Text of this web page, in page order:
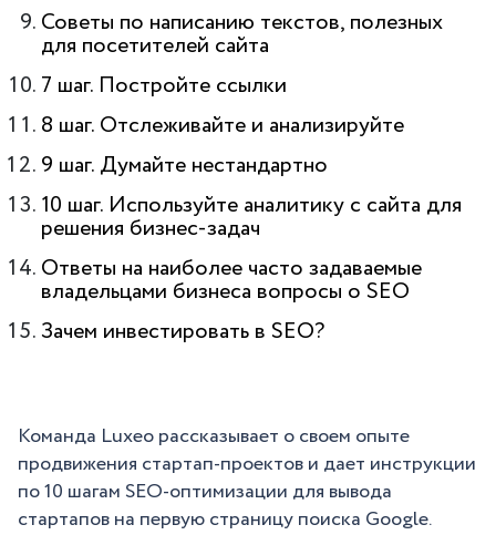
Советы по написанию текстов, полезных
для посетителей сайта
7 шаг. Постройте ссылки
8 шаг. Отслеживайте и анализируйте
9 шаг. Думайте нестандартно
10 шаг. Используйте аналитику с сайта для
решения бизнес-задач
Ответы на наиболее часто задаваемые
владельцами бизнеса вопросы о SEO
Зачем инвестировать в SEO?
Команда Luxeo рассказывает о своем опыте
продвижения стартап-проектов и дает инструкции
по 10 шагам SEO-оптимизации для вывода
стартапов на первую страницу поиска Google.